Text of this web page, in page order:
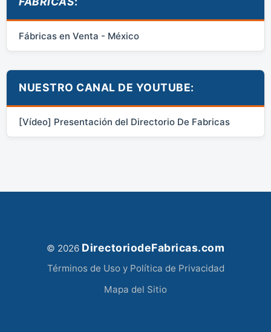
Fábricas en Venta - México
NUESTRO CANAL DE YOUTUBE:
[Vídeo] Presentación del Directorio De Fabricas
© 2026 DirectoriodeFabricas.com
Términos de Uso y Política de Privacidad
Mapa del Sitio